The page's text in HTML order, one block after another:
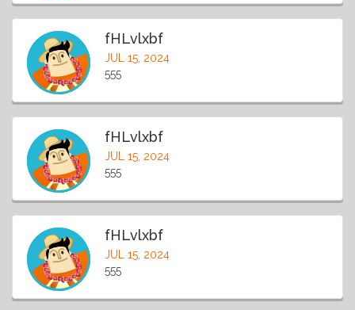
fHLvlxbf
JUL 15, 2024
555
fHLvlxbf
JUL 15, 2024
555
fHLvlxbf
JUL 15, 2024
555